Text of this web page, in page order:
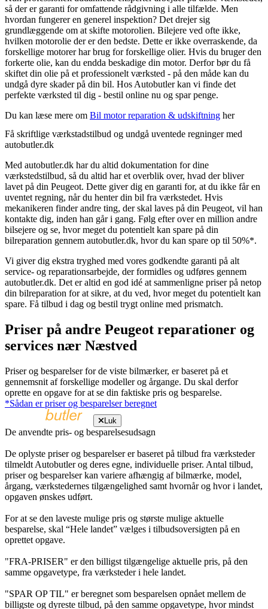
så der er garanti for omfattende rådgivning i alle tilfælde. Men
hvordan fungerer en generel inspektion? Det drejer sig
grundlæggende om at skifte motorolien. Bilejere ved ofte ikke,
hvilken motorolie der er den bedste. Dette er ikke overraskende, da
forskellige motorer har brug for forskellige olier. Hvis du bruger den
forkerte olie, kan du endda beskadige din motor. Derfor bør du få
skiftet din olie på et professionelt værksted - på den måde kan du
undgå dyre skader på din bil. Hos Autobutler kan vi finde det
perfekte værksted til dig - bestil online nu og spar penge.
Du kan læse mere om Bil motor reparation & udskiftning her
Få skriftlige værkstadstilbud og undgå uventede regninger med
autobutler.dk
Med autobutler.dk har du altid dokumentation for dine
værkstedstilbud, så du altid har et overblik over, hvad der bliver
lavet på din Peugeot. Dette giver dig en garanti for, at du ikke får en
uventet regning, når du henter din bil fra værkstedet. Hvis
mekanikeren finder andre ting, der skal laves på din Peugeot, vil han
kontakte dig, inden han går i gang. Følg efter over en million andre
bilsejere og se, hvor meget du potentielt kan spare på din
bilreparation gennem autobutler.dk, hvor du kan spare op til 50%*.
Vi giver dig ekstra tryghed med vores godkendte garanti på alt
service- og reparationsarbejde, der formidles og udføres gennem
autobutler.dk. Det er altid en god idé at sammenligne priser på netop
din bilreparation for at sikre, at du ved, hvor meget du potentielt kan
spare. Få tilbud i dag og bestil trygt online med prismatch.
Priser på andre Peugeot reparationer og
services nær Næstved
Priser og besparelser for de viste bilmærker, er baseret på et
gennemsnit af forskellige modeller og årgange. Du skal derfor
oprette en opgave for at se din faktiske pris og besparelse.
*Sådan er priser og besparelser beregnet
Luk
De anvendte pris- og besparelsesudsagn
De oplyste priser og besparelser er baseret på tilbud fra værksteder
tilmeldt Autobutler og deres egne, individuelle priser. Antal tilbud,
priser og besparelser kan variere afhængig af bilmærke, model,
årgang, værkstedernes tilgængelighed samt hvornår og hvor i landet,
opgaven ønskes udført.
For at se den laveste mulige pris og største mulige aktuelle
besparelse, skal “Hele landet” vælges i tilbudsoversigten på en
oprettet opgave.
"FRA-PRISER" er den billigst tilgængelige aktuelle pris, på den
samme opgavetype, fra værksteder i hele landet.
"SPAR OP TIL" er beregnet som besparelsen opnået mellem de
billigste og dyreste tilbud, på den samme opgavetype, hvor mindst